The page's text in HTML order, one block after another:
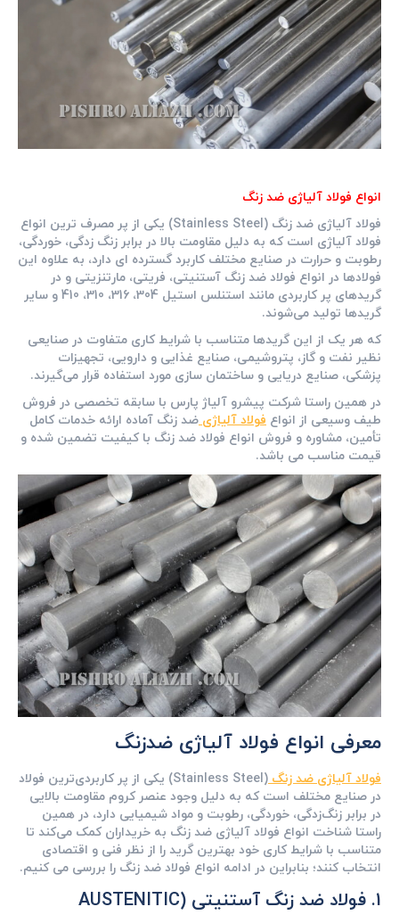
انواع فولاد آلیاژی ضد زنگ
فولاد آلیاژی ضد زنگ (Stainless Steel) یکی از پر مصرف ‌ترین انواع
فولاد آلیاژی است که به ‌دلیل مقاومت بالا در برابر زنگ ‌زدگی، خوردگی،
رطوبت و حرارت در صنایع مختلف کاربرد گسترده ‌ای دارد، به علاوه این
فولادها در انواع فولاد ضد زنگ آستنیتی، فریتی، مارتنزیتی و در
گریدهای پر کاربردی مانند استنلس استیل 304، 316، 310، 410 و سایر
گریدها تولید می‌شوند.
که هر یک از این گریدها متناسب با شرایط کاری متفاوت در صنایعی
نظیر نفت و گاز، پتروشیمی، صنایع غذایی و دارویی، تجهیزات
پزشکی، صنایع دریایی و ساختمان‌ سازی مورد استفاده قرار می‌گیرند.
در همین راستا شرکت پیشرو آلیاژ پارس با سابقه تخصصی در فروش
طیف وسیعی از انواع فولاد آلیاژی ضد زنگ آماده ارائه خدمات کامل
تأمین، مشاوره و فروش انواع فولاد ضد زنگ با کیفیت تضمین ‌شده و
قیمت مناسب می ‌باشد.
معرفی انواع فولاد آلیاژی ضدزنگ
فولاد آلیاژی ضد زنگ
(Stainless Steel) یکی از پر کاربردی‌ترین فولاد
در صنایع مختلف است که به‌ دلیل وجود عنصر کروم مقاومت بالایی
در برابر زنگ‌زدگی، خوردگی، رطوبت و مواد شیمیایی دارد، در همین
راستا شناخت انواع فولاد آلیاژی ضد زنگ به خریداران کمک می‌کند تا
متناسب با شرایط کاری خود بهترین گرید را از نظر فنی و اقتصادی
انتخاب کنند؛ بنابراین در ادامه انواع فولاد ضد زنگ را بررسی می ‌کنیم.
1. فولاد ضد زنگ آستنیتی (AUSTENITIC